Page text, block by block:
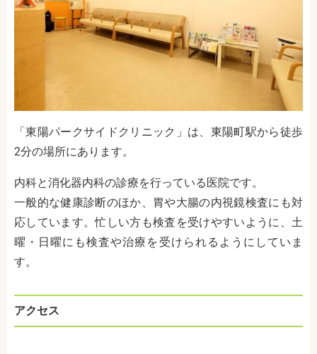
「東陽パークサイドクリニック」は、東陽町駅から徒歩
2分の場所にあります。
内科と消化器内科の診療を行っている医院です。
一般的な健康診断のほか、胃や大腸の内視鏡検査にも対
応しています。忙しい方も検査を受けやすいように、土
曜・日曜にも検査や治療を受けられるようにしていま
す。
アクセス